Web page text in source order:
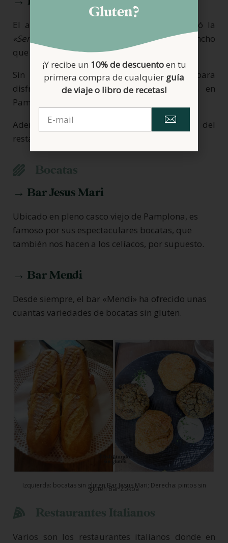
El año 2018, el restaurante Iruñazarra ganó la
«Semana del Pincho de Navarra»
con un pincho
que era 100% sin gluten.
Sin duda, uno de los mejores lugares para
disfrutar de buenas opciones sin gluten en
Pamplona.
Además de pinchos, hay bocatas y la carta del
restaurante esta perfectamente adaptada.
Bocatas
→ Bar Jesus Mari
Ubicado en pleno casco viejo de Pamplona, es
famoso por sus espectaculares bocatas, que
también nos hacen a los celíacos, por supuesto.
→ Bar Mendi
Desde siempre, el bar «Mendi» ha ofrecido unas
cuantas variedades de bocatas sin gluten.
Izquierda: bocatas sin gluten Bar Jesus Mari; Derecha: pintos sin
gluten Bar Zokoa
Restaurantes Italianos
Varios son los restaurantes italianos donde en
Gluten?
¡Y recibe un 10% de descuentoen tu
primera compra de cualquier guía
de viaje o libro de recetas!